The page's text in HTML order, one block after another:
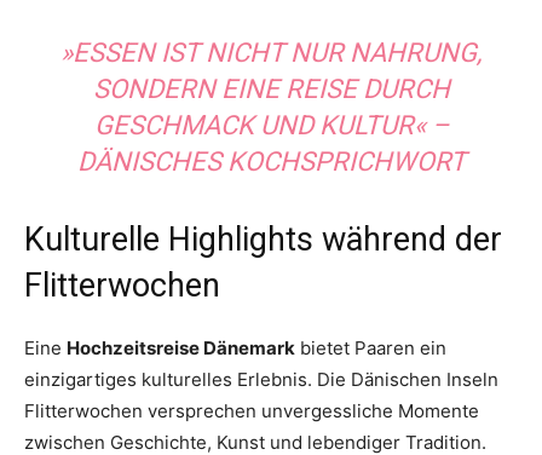
»ESSEN IST NICHT NUR NAHRUNG,
SONDERN EINE REISE DURCH
GESCHMACK UND KULTUR« –
DÄNISCHES KOCHSPRICHWORT
Kulturelle Highlights während der
Flitterwochen
Eine Hochzeitsreise Dänemark bietet Paaren ein
einzigartiges kulturelles Erlebnis. Die Dänischen Inseln
Flitterwochen versprechen unvergessliche Momente
zwischen Geschichte, Kunst und lebendiger Tradition.